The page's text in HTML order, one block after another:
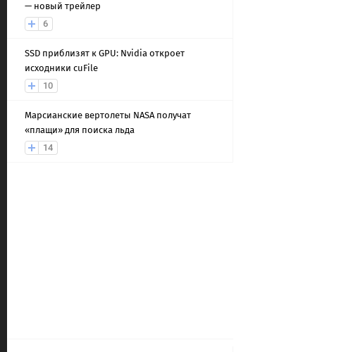
— новый трейлер
6
SSD приблизят к GPU: Nvidia откроет
исходники cuFile
10
Марсианские вертолеты NASA получат
«плащи» для поиска льда
14